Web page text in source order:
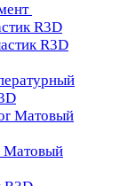
R3D
R3D
Матовый
Матовый